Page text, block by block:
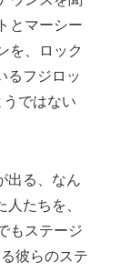
とマーシー
を、ロック
るフジロッ
ではない
出る、なん
たちを、
もステージ
彼らのステ